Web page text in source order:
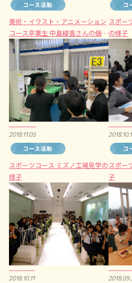
コース活動
美術・イラスト・アニメーション
コース卒業生 中島綾香さんの個展
に伺いました。
コ
スポー
の様子
2018.11.05
コース活動
スポーツコース ミズノ工場見学の
様子
コ
スポー
子
2018.10.11